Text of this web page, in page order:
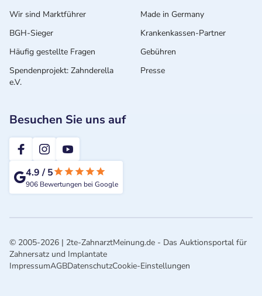
Wir sind Marktführer
Made in Germany
BGH-Sieger
Krankenkassen-Partner
Häufig gestellte Fragen
Gebühren
Spendenprojekt: Zahnderella
e.V.
Presse
Besuchen Sie uns auf
2te-ZahnarztMeinung
4.9/5
906 Bewertungen bei Google
© 2005-2026 | 2te-ZahnarztMeinung.de - Das Auktionsportal für
Zahnersatz und Implantate
ImpressumAGBDatenschutzCookie-Einstellungen